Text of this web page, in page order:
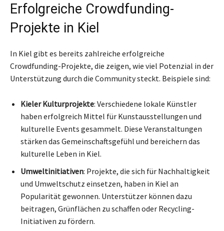
Erfolgreiche Crowdfunding-
Projekte in Kiel
In Kiel gibt es bereits zahlreiche erfolgreiche
Crowdfunding-Projekte, die zeigen, wie viel Potenzial in der
Unterstützung durch die Community steckt. Beispiele sind:
Kieler Kulturprojekte: Verschiedene lokale Künstler
haben erfolgreich Mittel für Kunstausstellungen und
kulturelle Events gesammelt. Diese Veranstaltungen
stärken das Gemeinschaftsgefühl und bereichern das
kulturelle Leben in Kiel.
Umweltinitiativen: Projekte, die sich für Nachhaltigkeit
und Umweltschutz einsetzen, haben in Kiel an
Popularität gewonnen. Unterstützer können dazu
beitragen, Grünflächen zu schaffen oder Recycling-
Initiativen zu fördern.